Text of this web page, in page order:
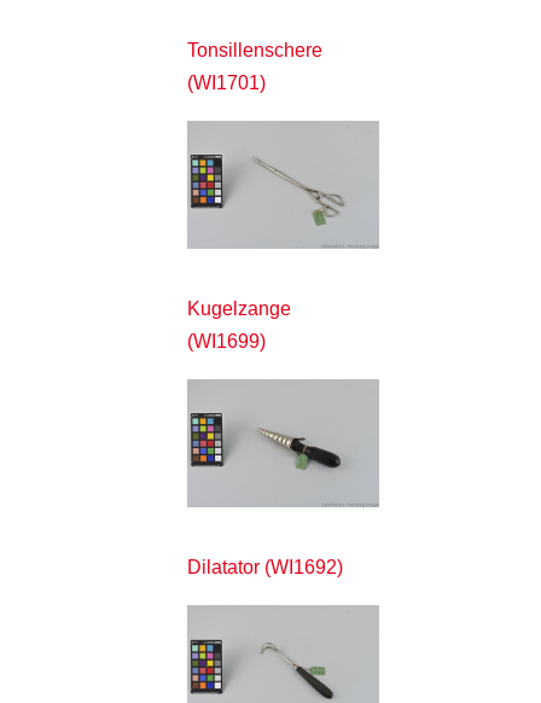
Tonsillenschere
(WI1701)
Kugelzange
(WI1699)
Dilatator (WI1692)